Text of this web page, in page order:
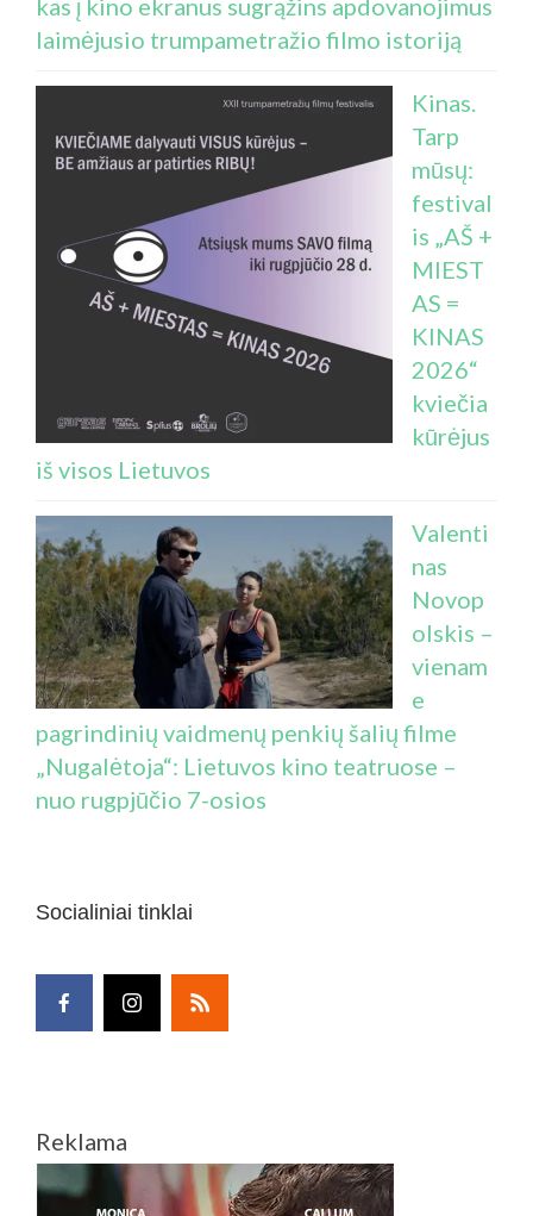
laimėjusio trumpametražio filmo istoriją
Kinas.
Tarp
mūsų:
festival
is „AŠ +
MIEST
AS =
KINAS
2026“
kviečia
kūrėjus
iš visos Lietuvos
Valenti
nas
Novop
olskis –
vienam
e
pagrindinių vaidmenų penkių šalių filme
„Nugalėtoja“: Lietuvos kino teatruose –
nuo rugpjūčio 7-osios
Socialiniai tinklai
Reklama